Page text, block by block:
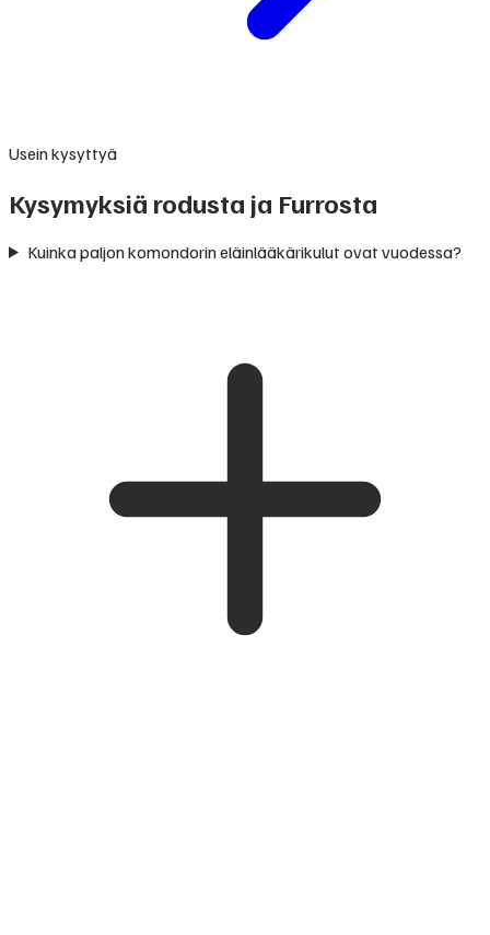
Usein kysyttyä
Kysymyksiä rodusta ja Furrosta
Kuinka paljon komondorin eläinlääkärikulut ovat vuodessa?